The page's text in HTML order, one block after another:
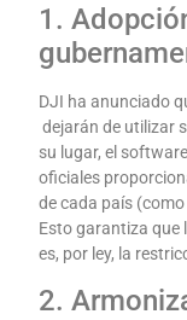
1.
DJI ha anunciado
dejarán de utilizar
su lugar, el
oficiales
de cada país (como
Esto garantiza que
es, por ley, la
2.